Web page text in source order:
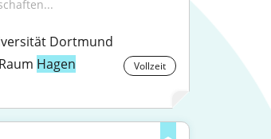
Dortmund
Hagen Vollzeit